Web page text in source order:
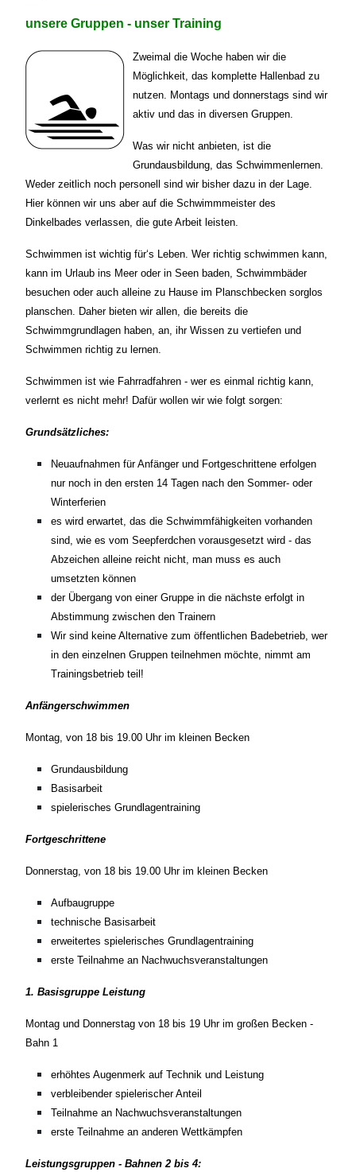
unsere Gruppen - unser Training
Zweimal die Woche haben wir die
Möglichkeit, das komplette Hallenbad zu
nutzen. Montags und donnerstags sind wir
aktiv und das in diversen Gruppen.
Was wir nicht anbieten, ist die
Grundausbildung, das Schwimmenlernen.
Weder zeitlich noch personell sind wir bisher dazu in der Lage.
Hier können wir uns aber auf die Schwimmmeister des
Dinkelbades verlassen, die gute Arbeit leisten.
Schwimmen ist wichtig für‘s Leben. Wer richtig schwimmen kann,
kann im Urlaub ins Meer oder in Seen baden, Schwimmbäder
besuchen oder auch alleine zu Hause im Planschbecken sorglos
planschen. Daher bieten wir allen, die bereits die
Schwimmgrundlagen haben, an, ihr Wissen zu vertiefen und
Schwimmen richtig zu lernen.
Schwimmen ist wie Fahrradfahren - wer es einmal richtig kann,
verlernt es nicht mehr! Dafür wollen wir wie folgt sorgen:
Grundsätzliches:
Neuaufnahmen für Anfänger und Fortgeschrittene erfolgen
nur noch in den ersten 14 Tagen nach den Sommer- oder
Winterferien
es wird erwartet, das die Schwimmfähigkeiten vorhanden
sind, wie es vom Seepferdchen vorausgesetzt wird - das
Abzeichen alleine reicht nicht, man muss es auch
umsetzten können
der Übergang von einer Gruppe in die nächste erfolgt in
Abstimmung zwischen den Trainern
Wir sind keine Alternative zum öffentlichen Badebetrieb, wer
in den einzelnen Gruppen teilnehmen möchte, nimmt am
Trainingsbetrieb teil!
Anfängerschwimmen
Montag, von 18 bis 19.00 Uhr im kleinen Becken
Grundausbildung
Basisarbeit
spielerisches Grundlagentraining
Fortgeschrittene
Donnerstag, von 18 bis 19.00 Uhr im kleinen Becken
Aufbaugruppe
technische Basisarbeit
erweitertes spielerisches Grundlagentraining
erste Teilnahme an Nachwuchsveranstaltungen
1. Basisgruppe Leistung
Montag und Donnerstag von 18 bis 19 Uhr im großen Becken -
Bahn 1
erhöhtes Augenmerk auf Technik und Leistung
verbleibender spielerischer Anteil
Teilnahme an Nachwuchsveranstaltungen
erste Teilnahme an anderen Wettkämpfen
Leistungsgruppen - Bahnen 2 bis 4: